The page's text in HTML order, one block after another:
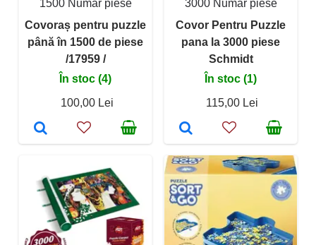
1500 Număr piese
Covoraș pentru puzzle
până în 1500 de piese
/17959 /
În stoc (4)
100,00 Lei
3000 Număr piese
Covor Pentru Puzzle
pana la 3000 piese
Schmidt
În stoc (1)
115,00 Lei